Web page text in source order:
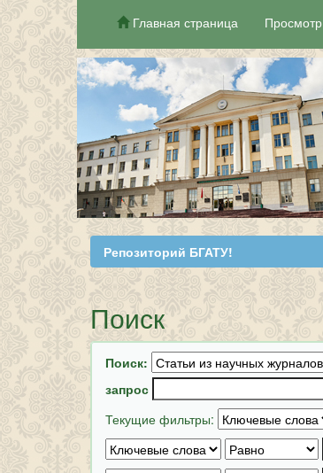
Skip
navigation
Главная страница Просмотр
Репозиторий БГАТУ!
Поиск
Поиск:
запрос
Текущие фильтры: